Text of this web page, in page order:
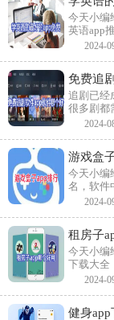
今天小编
英语app
英语，
2024-
免费追
追剧已经
很多剧都
的软件
2024-
游戏盒
今天小编
名，软件
择下载
2024-
租房子
今天小编
下载大全
房东之
2024-
健身